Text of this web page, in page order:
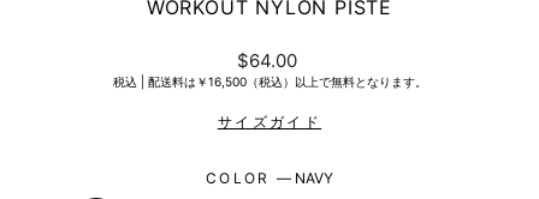
WORKOUT NYLON PISTE
Regular
price
$64.00
税込 | 配送料は￥16,500（税込）以上で無料となります。
COLOR— NAVY